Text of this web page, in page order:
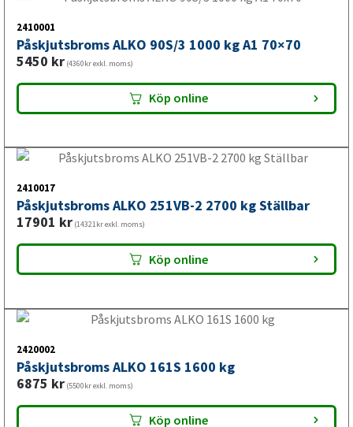
infästning, dragstång och kulkopplingens utförande. På så
sätt minskar risken att välja en påskjutsbroms som inte
passar släpets konstruktion.
passar till flera fordonstyper
Påskjutsbroms används på bromsade släp och kraven kan
skilja sig beroende på användning. Därför är det viktigt att
innan du väljer modell.
Påskjutsbroms till släpvagn
På en bromsad släpvagn är påskjutsbromsen den del som
aktiverar bromssystemet när släpet trycker mot
dragfordonet vid inbromsning. Välj påskjutsbroms till
Påskjutsbroms ALKO 90S/3 1000 kg A1 70×70
5450kr
Tillgänglig i4 butiker
Köp online
2410017
Påskjutsbroms ALKO 251VB-2 2700 kg Ställbar
17901 kr(14321kr exkl. moms)
Påskjutsbroms ALKO 161S 1600 kg
Köp online